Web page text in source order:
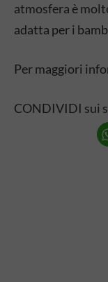
atmosfera è
adatta per i
Per maggiori
CONDIVIDI sui